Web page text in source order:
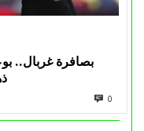
بصافرة غربال..
0